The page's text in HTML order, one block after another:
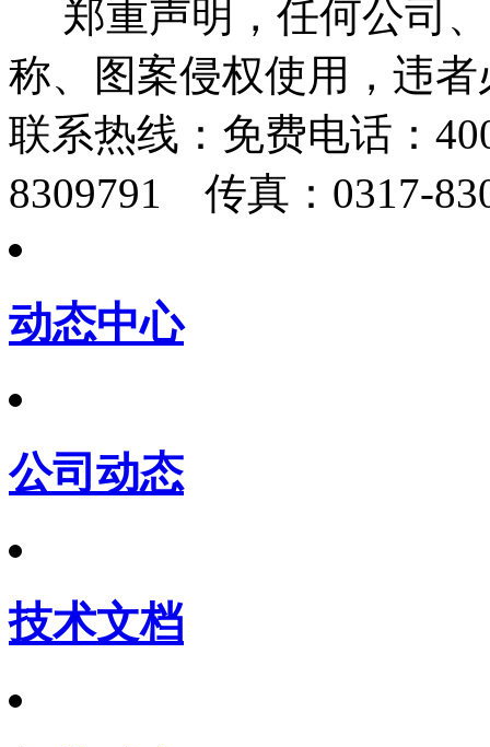
郑重声明，任何公司
称、图案侵权使用，违
联系热线： 免费电话：
8309791 传真：0317-
动态中心
公司动态
技术文档